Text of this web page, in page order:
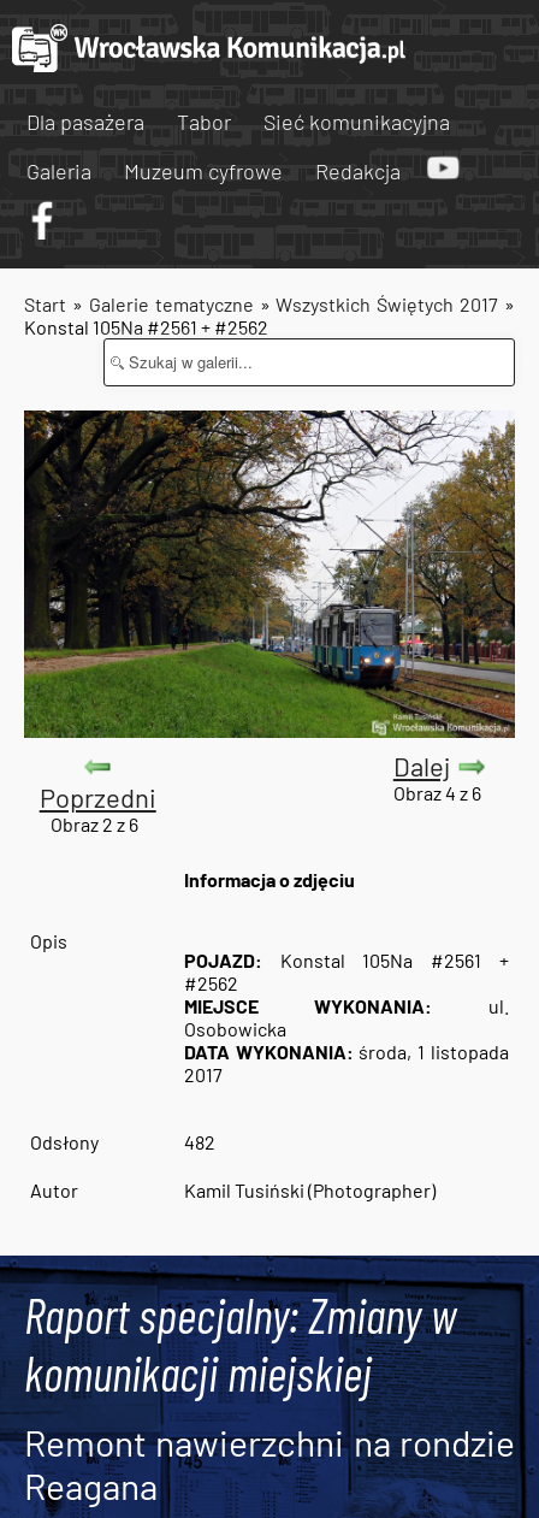
Dla pasażera Tabor
Sieć komunikacyjna
Galeria
Muzeum cyfrowe Redakcja
Start » Galerie tematyczne »Wszystkich Świętych 2017 »
Konstal 105Na #2561 + #2562
Poprzedni
Obraz 2 z 6
Dalej
Obraz 4 z 6
Informacja o zdjęciu
Opis
POJAZD: Konstal 105Na #2561 +
#2562
MIEJSCE WYKONANIA:
ul.
Osobowicka
DATA WYKONANIA: środa, 1 listopada
2017
Odsłony 482
Autor Kamil Tusiński (Photographer)
Raport specjalny: Zmiany w
komunikacji miejskiej
Remont nawierzchni na rondzie
Reagana